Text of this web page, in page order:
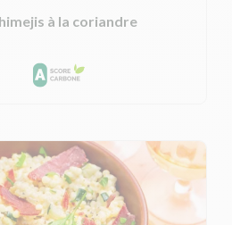
à la coriandre